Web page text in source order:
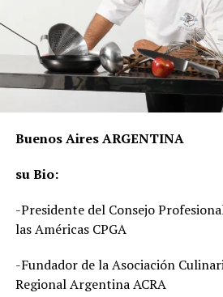
Buenos Aires ARGENTINA
su Bio:
-Presidente del Consejo
las Américas CPGA
-Fundador de la Asociación
Regional Argentina ACRA